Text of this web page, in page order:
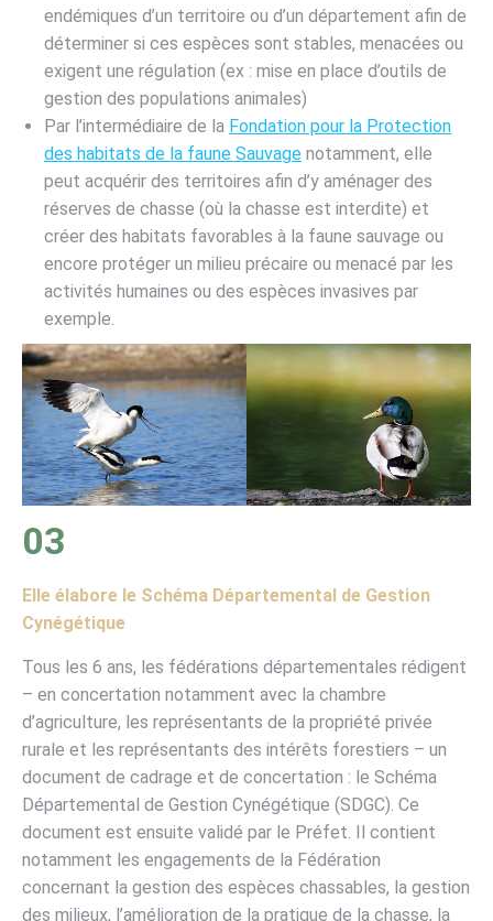
endémiques d’un territoire ou d’un département afin de
déterminer si ces espèces sont stables, menacées ou
exigent une régulation (ex : mise en place d’outils de
gestion des populations animales)
Par l’intermédiaire de la Fondation pour la Protection
des habitats de la faune Sauvage notamment, elle
peut acquérir des territoires afin d’y aménager des
réserves de chasse (où la chasse est interdite) et
créer des habitats favorables à la faune sauvage ou
encore protéger un milieu précaire ou menacé par les
activités humaines ou des espèces invasives par
exemple.
03
Elle élabore le Schéma Départemental de Gestion
Cynégétique
Tous les 6 ans, les fédérations départementales rédigent
– en concertation notamment avec la chambre
d’agriculture, les représentants de la propriété privée
rurale et les représentants des intérêts forestiers – un
document de cadrage et de concertation : le Schéma
Départemental de Gestion Cynégétique (SDGC). Ce
document est ensuite validé par le Préfet. Il contient
notamment les engagements de la Fédération
concernant la gestion des espèces chassables, la gestion
des milieux, l’amélioration de la pratique de la chasse, la